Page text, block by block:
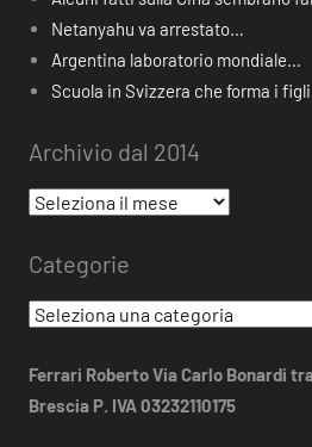
Netanyahu va arrestato…
Argentina laboratorio mondiale…
Scuola in Svizzera che forma i
Archivio dal 2014
Archivio
2014
Categorie
Categorie
Ferrari Roberto Via Carlo Bonardi
Brescia P. IVA 03232110175